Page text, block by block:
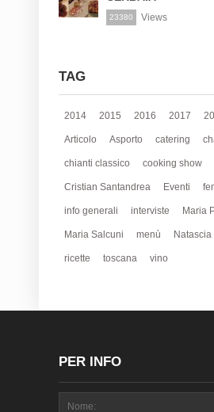
23380 Views
TAG
2014 2015 2016 2017
Articolo Asporto catering
chianti classico cooking show
Cristian Santandrea Eventi
info generali interviste Maria
Maria Salcuni menù
ricette toscana vino
PER INFO